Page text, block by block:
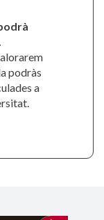
podràs
a